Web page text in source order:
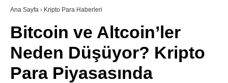
Youtube
TikTok
SÖZLÜK
Ana Sayfa › Kripto Para Haberleri
Bitcoin ve Altcoin’ler
Neden Düşüyor? Kripto
Para Piyasasında